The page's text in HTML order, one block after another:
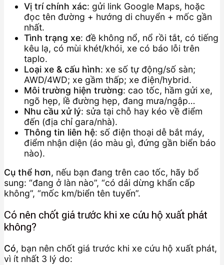
Vị trí chính xác: gửi link Google Maps, hoặc
đọc tên đường + hướng di chuyển + mốc gần
nhất.
Tình trạng xe: đề không nổ, nổ rồi tắt, có tiếng
kêu lạ, có mùi khét/khói, xe có báo lỗi trên
taplo.
Loại xe & cấu hình: xe số tự động/số sàn;
AWD/4WD; xe gầm thấp; xe điện/hybrid.
Môi trường hiện trường: cao tốc, hầm gửi xe,
ngõ hẹp, lề đường hẹp, đang mưa/ngập…
Nhu cầu xử lý: sửa tại chỗ hay kéo về điểm
đến (địa chỉ gara/nhà).
Thông tin liên hệ: số điện thoại dễ bắt máy,
điểm nhận diện (áo màu gì, đứng gần biển báo
nào).
Cụ thể hơn, nếu bạn đang trên cao tốc, hãy bổ
sung: “đang ở làn nào”, “có dải dừng khẩn cấp
không”, “mốc km/biển tên tuyến”.
Có nên chốt giá trước khi xe cứu hộ xuất phát
không?
Có, bạn nên chốt giá trước khi xe cứu hộ xuất phát,
vì ít nhất 3 lý do: